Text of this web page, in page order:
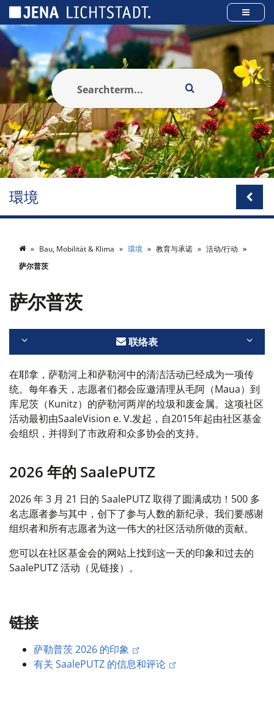
環境
Bau, Mobilität & Klima 環境 教育与承诺
活动/行动
萨尔普茨
萨尔普茨
联络表
在耶拿，萨勒河上和萨勒河中的清洁活动已经成为一项传
统。每年春天，志愿者们都会应邀清理从毛阿（Maua）到
库尼茨（Kunitz）的萨勒河两岸的垃圾和废金属。这项社区
活动最初由SaaleVision e. V.发起，自2015年起由社区基金
会组织，并得到了市政府和众多协会的支持。
2026 年的 SaalePUTZ
2026 年 3 月 21 日的 SaalePUTZ 取得了圆满成功！500 多
名志愿者参与其中，创下了参与人数的新纪录。我们要感谢
组织者和所有志愿者为这一伟大的社区活动所做的贡献。
您可以在社区基金会的网站上找到这一天的印象和过去的
SaalePUTZ 活动（见链接）。
链接
萨勒普茨 2026 的印象
有关 SaalePUTZ 的信息和评论
Cookies management panel